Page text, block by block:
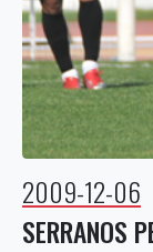
2009-12-06
SERRANOS